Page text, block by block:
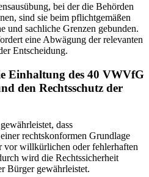
bei der die Behörden
sind sie beim pflichtgemäßen
und sachliche Grenzen gebunden.
eine Abwägung der relevanten
Entscheidung.
Einhaltung des 40 VWVfG
den Rechtsschutz der
dass
rechtskonformen Grundlage
vor willkürlichen oder fehlerhaften
wird die Rechtssicherheit
Bürger gewährleistet.